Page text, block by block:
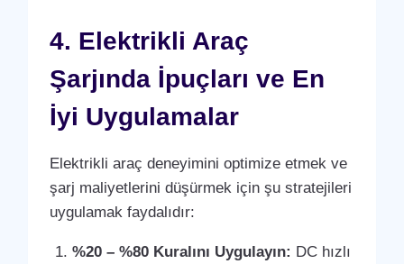
4. Elektrikli Araç
Şarjında İpuçları ve En
İyi Uygulamalar
Elektrikli araç deneyimini optimize etmek ve
şarj maliyetlerini düşürmek için şu stratejileri
uygulamak faydalıdır:
%20 – %80 Kuralını Uygulayın: DC hızlı